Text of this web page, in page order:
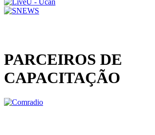
PARCEIROS DE
CAPACITAÇÃO